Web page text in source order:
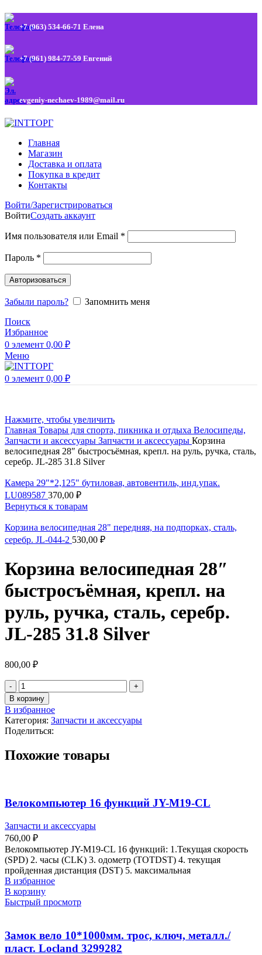
+7 (963) 534-66-71 Елена
+7 (961) 984-77-59 Евгений
evgeniy-nechaev-1989@mail.ru
Главная
Магазин
Доставка и оплата
Покупка в кредит
Контакты
Войти/Зарегистрироваться
ВойтиСоздать аккаунт
Имя пользователя или Email *
Пароль *
Авторизоваться
Забыли пароль?
Запомнить меня
Поиск
Избранное
0 элемент 0,00 ₽
Меню
0 элемент 0,00 ₽
Нажмите, чтобы увеличить
Главная Товары для спорта, пикника и отдыха Велосипеды,
Запчасти и аксессуары Запчасти и аксессуары Корзина
велосипедная 28″ быстросъёмная, крепл. на руль, ручка, сталь,
серебр. JL-285 31.8 Silver
Камера 29"*2,125" бутиловая, автовентиль, инд.упак.
LU089587 370,00 ₽
Вернуться к товарам
Корзина велосипедная 28" передняя, на подпорках, сталь,
серебр. JL-044-2 530,00 ₽
Корзина велосипедная 28″
быстросъёмная, крепл. на
руль, ручка, сталь, серебр.
JL-285 31.8 Silver
800,00 ₽
В корзину
В избранное
Категория: Запчасти и аксессуары
Поделиться:
Похожие товары
Велокомпьютер 16 функций JY-M19-CL
Запчасти и аксессуары
760,00 ₽
Велокомпьютер JY-M19-CL 16 функций: 1.Текущая скорость
(SPD) 2. часы (CLK) 3. одометр (TOTDST) 4. текущая
пройденная дистанция (DST) 5. максимальная
В избранное
В корзину
Быстрый просмотр
Замок вело 10*1000мм. трос, ключ, металл./
пласт. Locland 3299282